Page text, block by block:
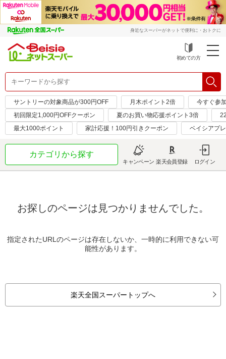
身近なスーパーがネットで便利に・おトクに
初めての方
サントリーの対象商品が300円OFF 月木ポイント2倍
今すぐ参
初回限定1,000円OFFクーポン
夏のお買い物応援ポイント3倍
最大1000ポイント
家計応援！100円引きクーポン ベイシアプ
カテゴリから探す
キャンペーン 楽天会員登録 ログイン
お探しのページは見つかりませんでした。
指定されたURLのページは存在しないか、一時的に利用できない可
能性があります。
楽天全国スーパートップへ